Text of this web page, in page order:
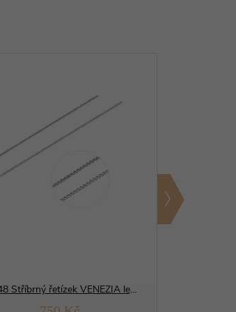
03048 Stříbrný řetízek VENEZIA lesklý